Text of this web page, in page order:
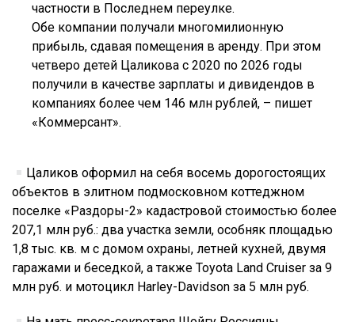
частности в Последнем переулке.
Обе компании получали многомилионную
прибыль, сдавая помещения в аренду. При этом
четверо детей Цаликова с 2020 по 2026 годы
получили в качестве зарплаты и дивидендов в
компаниях более чем 146 млн рублей, – пишет
«Коммерсант».
Цаликов оформил на себя восемь дорогостоящих
объектов в элитном подмосковном коттеджном
поселке «Раздоры-2» кадастровой стоимостью более
207,1 млн руб.: два участка земли, особняк площадью
1,8 тыс. кв. м с домом охраны, летней кухней, двумя
гаражами и беседкой, а также Toyota Land Cruiser за 9
млн руб. и мотоцикл Harley-Davidson за 5 млн руб.